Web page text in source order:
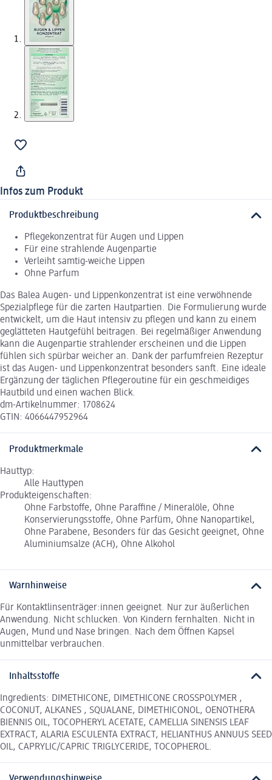
Infos zum Produkt
Produktbeschreibung
Pflegekonzentrat für Augen und Lippen
Für eine strahlende Augenpartie
Verleiht samtig-weiche Lippen
Ohne Parfum
Das Balea Augen- und Lippenkonzentrat ist eine verwöhnende
Spezialpflege für die zarten Hautpartien. Die Formulierung wurde
entwickelt, um die Haut intensiv zu pflegen und kann zu einem
geglätteten Hautgefühl beitragen. Bei regelmäßiger Anwendung
kann die Augenpartie strahlender erscheinen und die Lippen
fühlen sich spürbar weicher an. Dank der parfumfreien Rezeptur
ist das Augen- und Lippenkonzentrat besonders sanft. Eine ideale
Ergänzung der täglichen Pflegeroutine für ein geschmeidiges
Hautbild und einen wachen Blick.
dm-Artikelnummer: 1708624
GTIN: 4066447952964
Produktmerkmale
Hauttyp:
Alle Hauttypen
Produkteigenschaften:
Ohne Farbstoffe, Ohne Paraffine / Mineralöle, Ohne
Konservierungsstoffe, Ohne Parfüm, Ohne Nanopartikel,
Ohne Parabene, Besonders für das Gesicht geeignet, Ohne
Aluminiumsalze (ACH), Ohne Alkohol
Warnhinweise
Für Kontaktlinsenträger:innen geeignet. Nur zur äußerlichen
Anwendung. Nicht schlucken. Von Kindern fernhalten. Nicht in
Augen, Mund und Nase bringen. Nach dem Öffnen Kapsel
unmittelbar verbrauchen.
Inhaltsstoffe
Ingredients: DIMETHICONE, DIMETHICONE CROSSPOLYMER ,
COCONUT, ALKANES , SQUALANE, DIMETHICONOL, OENOTHERA
BIENNIS OIL, TOCOPHERYL ACETATE, CAMELLIA SINENSIS LEAF
EXTRACT, ALARIA ESCULENTA EXTRACT, HELIANTHUS ANNUUS SEED
OIL, CAPRYLIC/CAPRIC TRIGLYCERIDE, TOCOPHEROL.